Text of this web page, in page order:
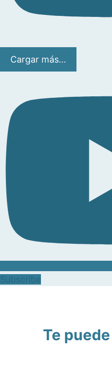
Cargar más...
Te